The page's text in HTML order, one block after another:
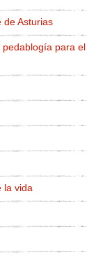
de Asturias
pedablogía para el
la vida